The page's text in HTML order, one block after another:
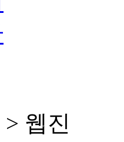
> 웹진